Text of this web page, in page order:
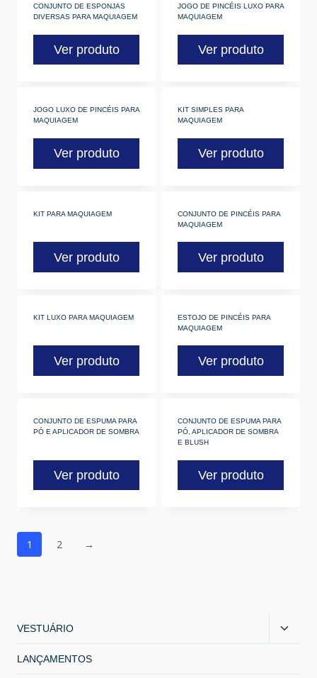
CONJUNTO DE ESPONJAS
DIVERSAS PARA MAQUIAGEM
Ver produto
JOGO DE PINCÉIS LUXO PARA
MAQUIAGEM
Ver produto
JOGO LUXO DE PINCÉIS PARA
MAQUIAGEM
Ver produto
KIT SIMPLES PARA
MAQUIAGEM
Ver produto
KIT PARA MAQUIAGEM
Ver produto
CONJUNTO DE PINCÉIS PARA
MAQUIAGEM
Ver produto
KIT LUXO PARA MAQUIAGEM
Ver produto
ESTOJO DE PINCÉIS PARA
MAQUIAGEM
Ver produto
CONJUNTO DE ESPUMA PARA
PÓ E APLICADOR DE SOMBRA
Ver produto
CONJUNTO DE ESPUMA PARA
PÓ, APLICADOR DE SOMBRA
E BLUSH
Ver produto
1 2 →
VESTUÁRIO
LANÇAMENTOS